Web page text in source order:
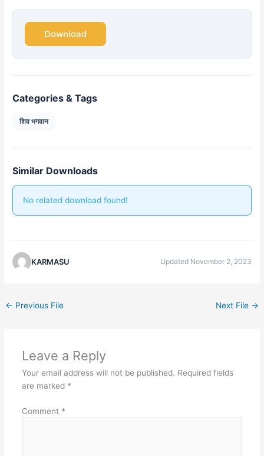
Download
Categories & Tags
शिव भगवान
Similar Downloads
No related download found!
KARMASU Updated November 2, 2023
← Previous File Next File →
Leave a Reply
Your email address will not be published. Required fields
are marked *
Comment *